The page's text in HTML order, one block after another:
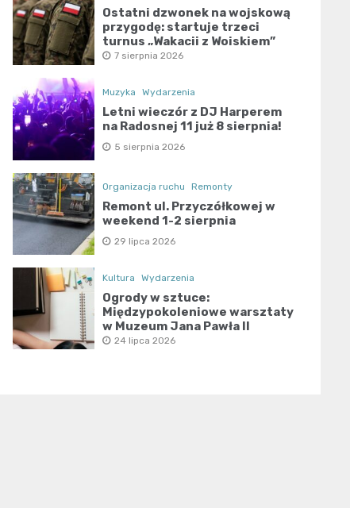
Ostatni dzwonek na wojskową
przygodę: startuje trzeci
turnus „Wakacji z Wojskiem”
7 sierpnia 2026
Muzyka Wydarzenia
Letni wieczór z DJ Harperem
na Radosnej 11 już 8 sierpnia!
5 sierpnia 2026
Organizacja ruchu Remonty
Remont ul. Przyczółkowej w
weekend 1-2 sierpnia
29 lipca 2026
Kultura Wydarzenia
Ogrody w sztuce:
Międzypokoleniowe warsztaty
w Muzeum Jana Pawła II
24 lipca 2026